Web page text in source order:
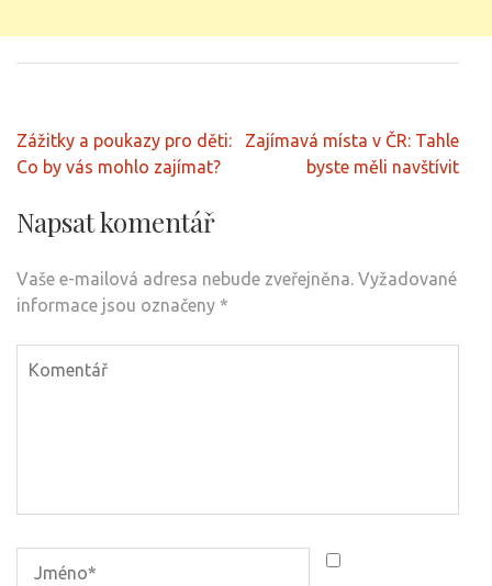
Navigace
pro
Zážitky a poukazy pro děti:
Co by vás mohlo zajímat?
Zajímavá místa v ČR: Tahle
byste měli navštívit
Napsat komentář
Vaše e-mailová adresa nebude zveřejněna. Vyžadované
informace jsou označeny *